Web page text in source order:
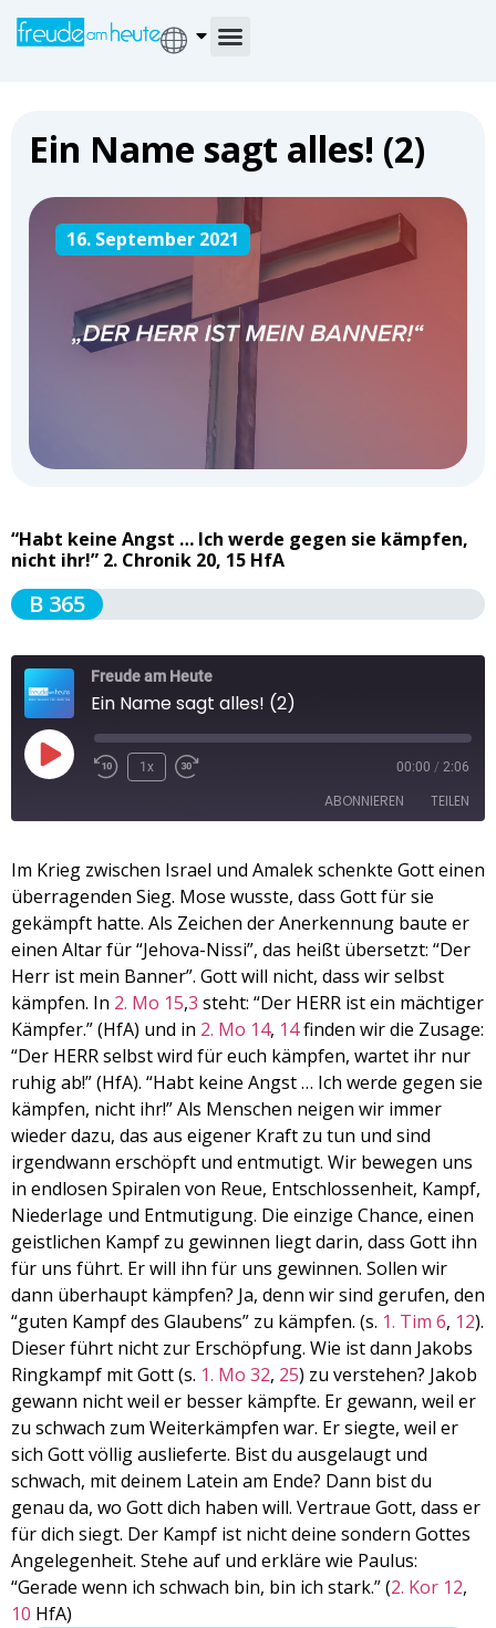
Ein Name sagt alles! (2)
16. September 2021
“Habt keine Angst … Ich werde gegen sie kämpfen,
nicht ihr!” 2. Chronik 20, 15 HfA
B 365
Freude am Heute
Ein Name sagt alles! (2)
1x 00:00 / 2:06
ABONNIEREN TEILEN
Apple Podcasts Spotify
RSS FEED
TEILEN
LINK
EMBED
Im Krieg zwischen Israel und Amalek schenkte Gott einen
überragenden Sieg. Mose wusste, dass Gott für sie
gekämpft hatte. Als Zeichen der Anerkennung baute er
einen Altar für “Jehova-Nissi”, das heißt übersetzt: “Der
Herr ist mein Banner”. Gott will nicht, dass wir selbst
kämpfen. In 2. Mo 15,3 steht: “Der HERR ist ein mächtiger
Kämpfer.” (HfA) und in 2. Mo 14, 14finden wir die Zusage:
“Der HERR selbst wird für euch kämpfen, wartet ihr nur
ruhig ab!” (HfA). “Habt keine Angst … Ich werde gegen sie
kämpfen, nicht ihr!” Als Menschen neigen wir immer
wieder dazu, das aus eigener Kraft zu tun und sind
irgendwann erschöpft und entmutigt. Wir bewegen uns
in endlosen Spiralen von Reue, Entschlossenheit, Kampf,
Niederlage und Entmutigung. Die einzige Chance, einen
geistlichen Kampf zu gewinnen liegt darin, dass Gott ihn
für uns führt. Er will ihn für uns gewinnen. Sollen wir
dann überhaupt kämpfen? Ja, denn wir sind gerufen, den
“guten Kampf des Glaubens” zu kämpfen. (s. 1. Tim 6, 12).
Dieser führt nicht zur Erschöpfung. Wie ist dann Jakobs
Ringkampf mit Gott (s. 1. Mo 32, 25) zu verstehen? Jakob
gewann nicht weil er besser kämpfte. Er gewann, weil er
zu schwach zum Weiterkämpfen war. Er siegte, weil er
sich Gott völlig auslieferte. Bist du ausgelaugt und
schwach, mit deinem Latein am Ende? Dann bist du
genau da, wo Gott dich haben will. Vertraue Gott, dass er
für dich siegt. Der Kampf ist nicht deine sondern Gottes
Angelegenheit. Stehe auf und erkläre wie Paulus:
“Gerade wenn ich schwach bin, bin ich stark.” (2. Kor 12,
10 HfA)